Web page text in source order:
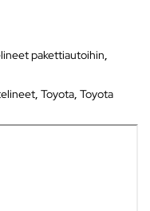
pakettiautoihin,
, Toyota, Toyota